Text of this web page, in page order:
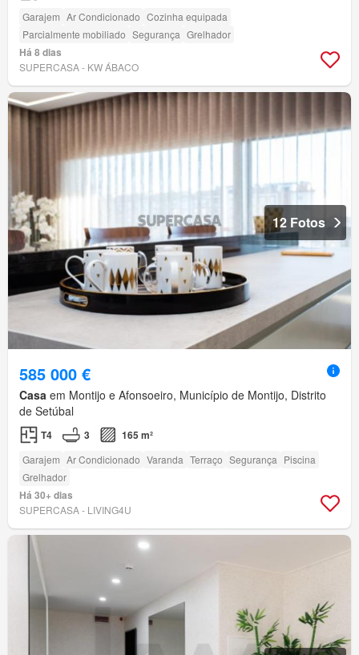
Garajem Ar Condicionado Cozinha equipada
Parcialmente mobiliado Segurança Grelhador
Há 8 dias
SUPERCASA - KW ÁBACO
12 Fotos
585 000 €
Casa em Montijo e Afonsoeiro, Município de Montijo, Distrito
de Setúbal
T4 3 165 m²
Garajem Ar Condicionado Varanda Terraço Segurança Piscina
Grelhador
Há 30+ dias
SUPERCASA - LIVING4U